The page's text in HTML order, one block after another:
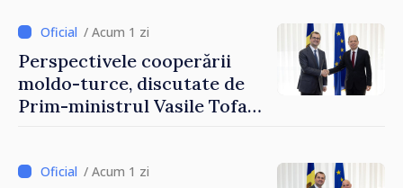
Reuniune la Moghiliov-
Podolsk
/ Acum 1 zi
Perspectivele cooperării
moldo-turce, discutate de
Prim-ministrul Vasile Tofan
/ Acum 1 zi